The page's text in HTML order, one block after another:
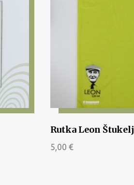
Rutka Leon Štukelj
5,00 €